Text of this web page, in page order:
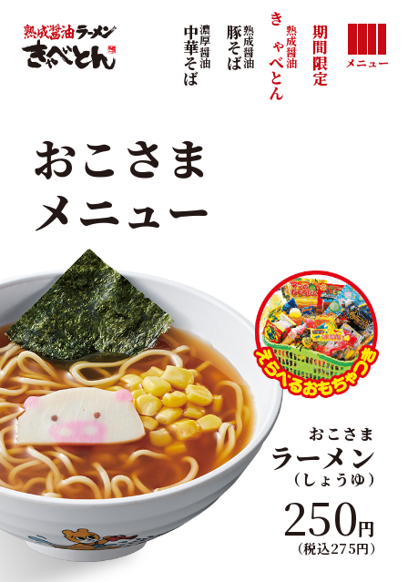
期間限定
熟成醤油
きゃべとん
熟成醤油
豚そば
濃厚醤油
中華そば メニュー
おこさま
メニュー
おこさま
ラーメン
（しょうゆ）
250円
（税込275円）